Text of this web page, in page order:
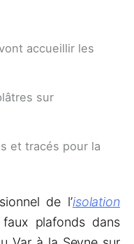
accueillir les
sur
et tracés pour la
de l’isolation
plafonds dans